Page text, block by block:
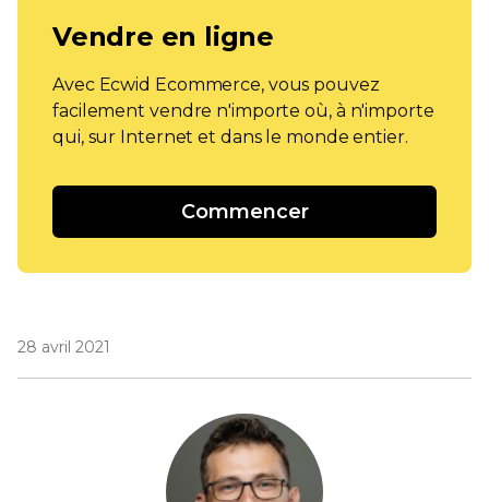
Vendre en ligne
Avec Ecwid Ecommerce, vous pouvez
facilement vendre n'importe où, à n'importe
qui, sur Internet et dans le monde entier.
Commencer
28 avril 2021